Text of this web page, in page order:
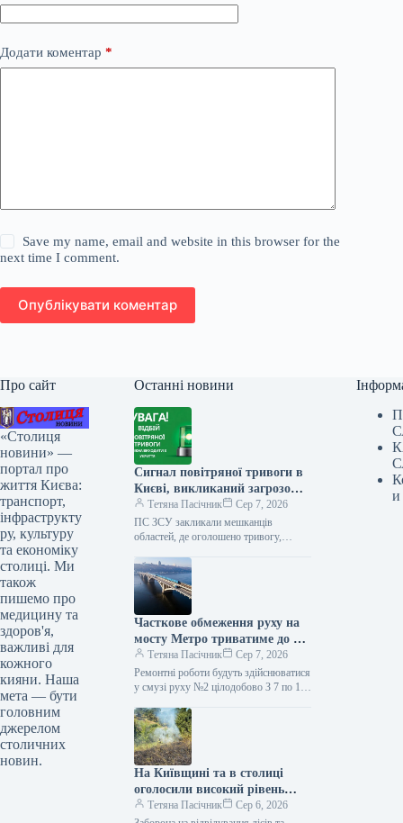
Додати коментар *
Save my name, email and website in this browser for the
next time I comment.
Опублікувати коментар
Про сайт
«Столиця
новини» —
портал про
життя Києва:
транспорт,
інфраструкту
ру, культуру
та економіку
столиці. Ми
також
пишемо про
медицину та
здоров'я,
важливі для
кожного
кияни. Наша
мета — бути
головним
джерелом
столичних
новин.
Останні новини
Сигнал повітряної тривоги в
Києві, викликаний загрозою
балістичних ракет, тривав
обмежений час.
Тетяна Пасічник
Сер 7, 2026
ПС ЗСУ закликали мешканців
областей, де оголошено тривогу,
там до офіційного сигналу про
відбій…
Часткове обмеження руху на
мосту Метро триватиме до 10
серпня (візуалізація)
Тетяна Пасічник
Сер 7, 2026
Ремонтні роботи будуть здійснюватися
у смузі руху №2 цілодобово З 7 по 10
пересування мостом Метро.…
На Київщині та в столиці
оголосили високий рівень
пожежної небезпеки.
Тетяна Пасічник
Сер 6, 2026
и